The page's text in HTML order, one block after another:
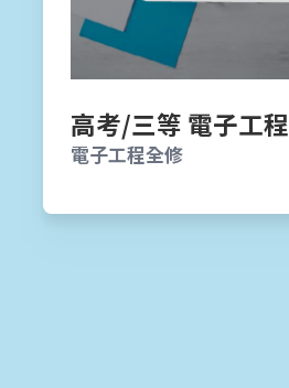
高考/三等 電子工程
電子工程全修